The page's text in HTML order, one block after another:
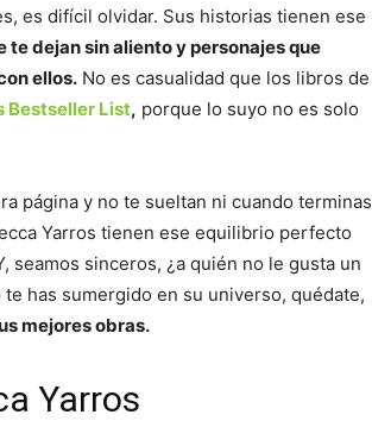
es difícil olvidar. Sus historias tienen ese
te dejan sin aliento y personajes que
ellos. No es casualidad que los libros de
Bestseller List, porque lo suyo no es solo
página y no te sueltan ni cuando terminas
Yarros tienen ese equilibrio perfecto
seamos sinceros, ¿a quién no le gusta un
has sumergido en su universo, quédate,
mejores obras.
Yarros